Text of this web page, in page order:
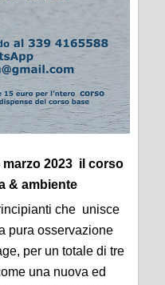
2023 il corso
& ambiente
che unisce
pura osservazione
per un totale di tre
una nuova ed